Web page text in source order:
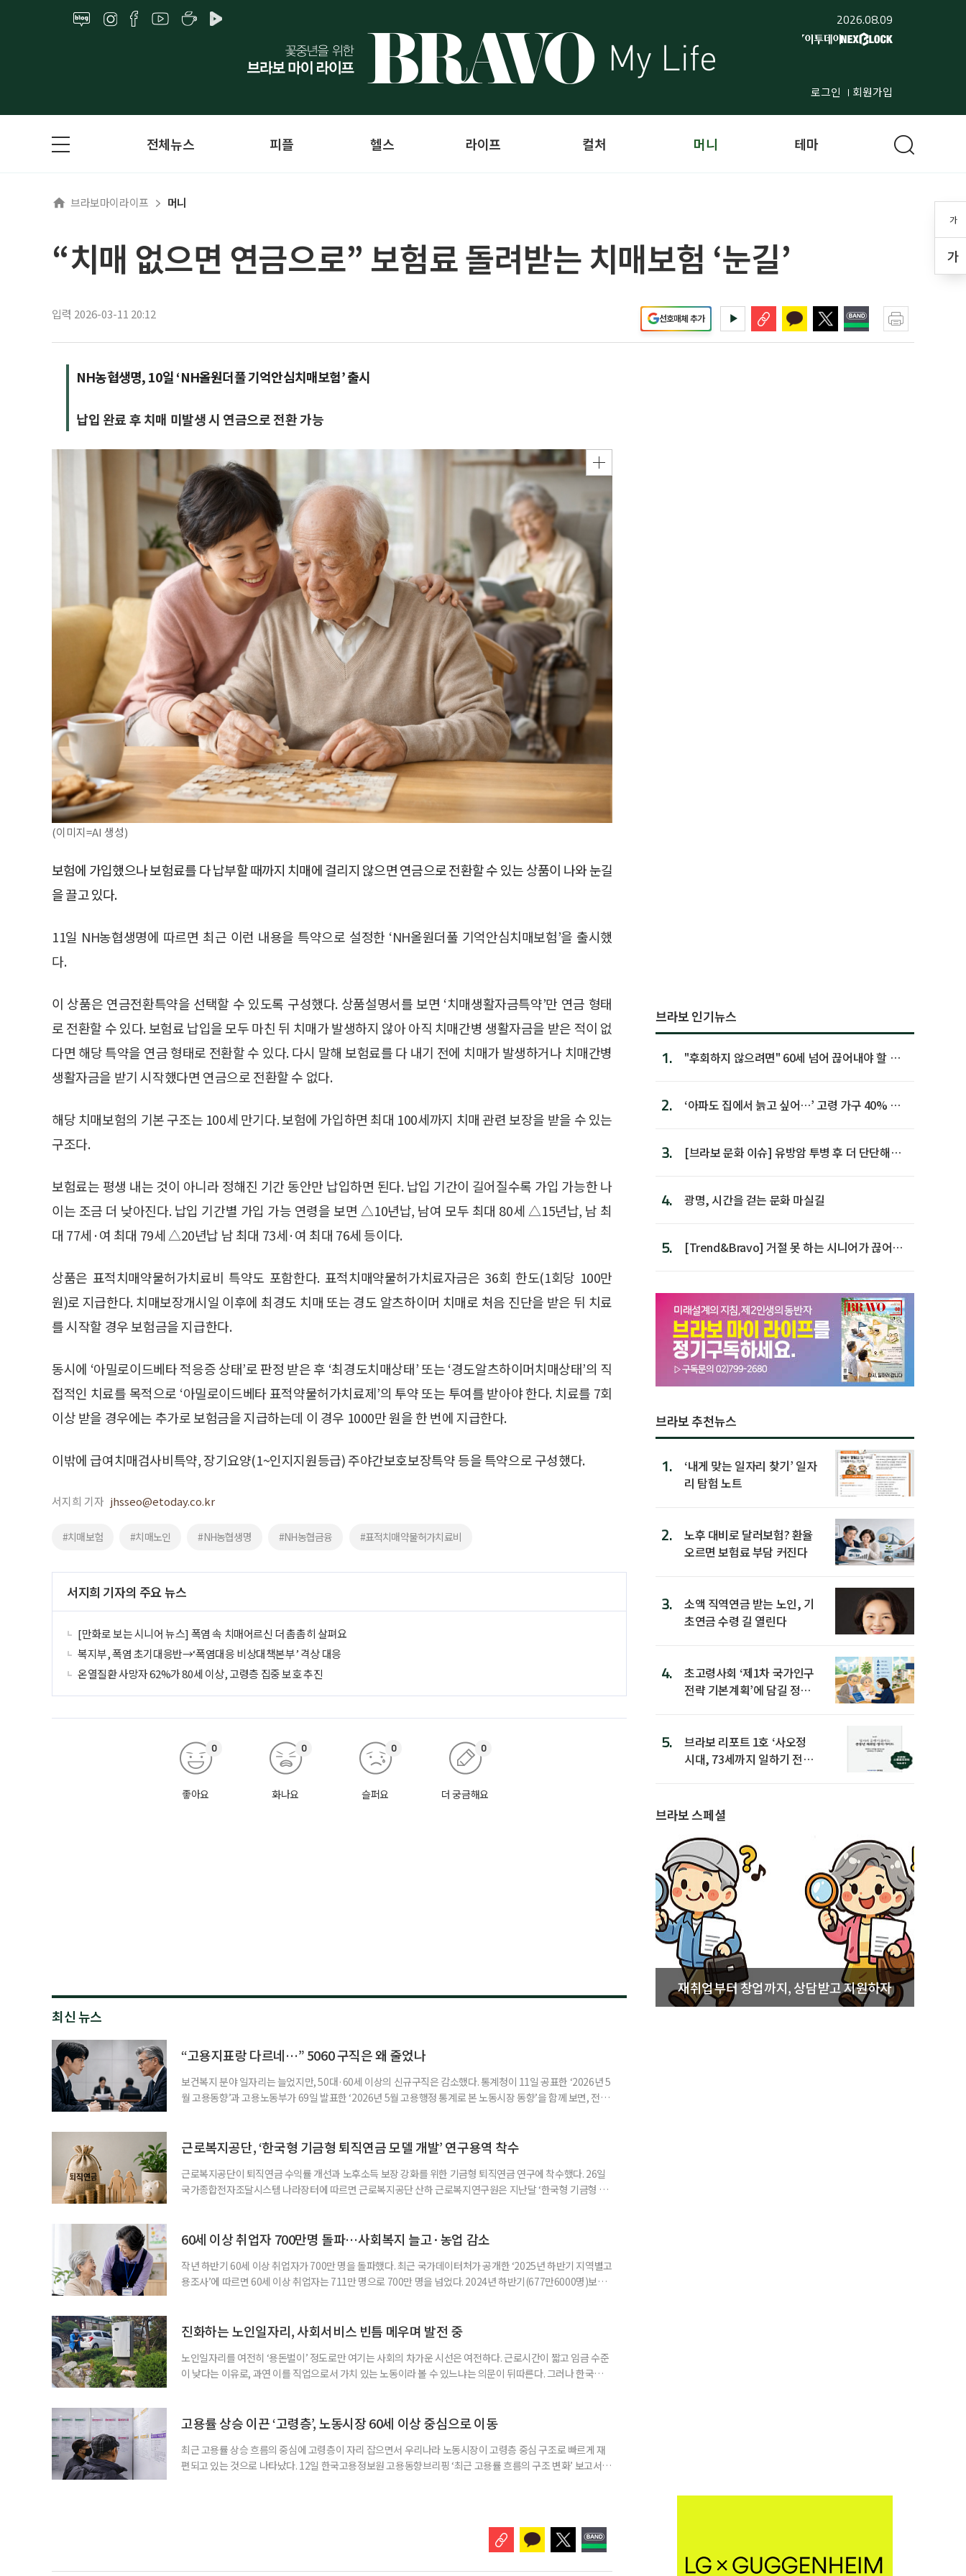
2026.08.09
로그인 회원가입
가
가
전체뉴스 피플 헬스 라이프 컬처 머니 테마
브라보마이라이프 머니
“치매 없으면 연금으로” 보험료 돌려받는 치매보험 ‘눈길’
입력 2026-03-11 20:12 선호매체 추가
NH농협생명, 10일 ‘NH올원더풀 기억안심치매보험’ 출시
납입 완료 후 치매 미발생 시 연금으로 전환 가능
(이미지=AI 생성)
보험에 가입했으나 보험료를 다 납부할 때까지 치매에 걸리지 않으면 연금으로 전환할 수 있는 상품이 나와 눈길
을 끌고 있다.
11일 NH농협생명에 따르면 최근 이런 내용을 특약으로 설정한 ‘NH올원더풀 기억안심치매보험’을 출시했
다.
이 상품은 연금전환특약을 선택할 수 있도록 구성했다. 상품설명서를 보면 ‘치매생활자금특약’만 연금 형태
로 전환할 수 있다. 보험료 납입을 모두 마친 뒤 치매가 발생하지 않아 아직 치매간병 생활자금을 받은 적이 없
다면 해당 특약을 연금 형태로 전환할 수 있다. 다시 말해 보험료를 다 내기 전에 치매가 발생하거나 치매간병
생활자금을 받기 시작했다면 연금으로 전환할 수 없다.
해당 치매보험의 기본 구조는 100세 만기다. 보험에 가입하면 최대 100세까지 치매 관련 보장을 받을 수 있는
구조다.
보험료는 평생 내는 것이 아니라 정해진 기간 동안만 납입하면 된다. 납입 기간이 길어질수록 가입 가능한 나
이는 조금 더 낮아진다. 납입 기간별 가입 가능 연령을 보면 △10년납, 남여 모두 최대 80세 △15년납, 남 최
대 77세·여 최대 79세 △20년납 남 최대 73세·여 최대 76세 등이다.
상품은 표적치매약물허가치료비 특약도 포함한다. 표적치매약물허가치료자금은 36회 한도(1회당 100만
원)로 지급한다. 치매보장개시일 이후에 최경도 치매 또는 경도 알츠하이머 치매로 처음 진단을 받은 뒤 치료
를 시작할 경우 보험금을 지급한다.
동시에 ‘아밀로이드베타 적응증 상태’로 판정 받은 후 ‘최경도치매상태’ 또는 ‘경도알츠하이머치매상태’의 직
접적인 치료를 목적으로 ‘아밀로이드베타 표적약물허가치료제’의 투약 또는 투여를 받아야 한다. 치료를 7회
이상 받을 경우에는 추가로 보험금을 지급하는데 이 경우 1000만 원을 한 번에 지급한다.
이밖에 급여치매검사비특약, 장기요양(1~인지지원등급) 주야간보호보장특약 등을 특약으로 구성했다.
서지희 기자 jhsseo@etoday.co.kr
#치매보험 #치매노인 #NH농협생명 #NH농협금융 #표적치매약물허가치료비
서지희 기자의 주요 뉴스
[만화로 보는 시니어 뉴스] 폭염 속 치매어르신 더 촘촘히 살펴요
복지부, 폭염 초기대응반→‘폭염대응 비상대책본부’ 격상 대응
온열질환 사망자 62%가 80세 이상, 고령층 집중 보호 추진
좋아요
0
화나요
0
슬퍼요
0
더 궁금해요
0
최신 뉴스
“고용지표랑 다르네…” 5060 구직은 왜 줄었나
보건복지 분야 일자리는 늘었지만, 50대·60세 이상의 신규구직은 감소했다. 통계청이 11일 공표한 ‘2026년 5
월 고용동향’과 고용노동부가 69일 발표한 ‘2026년 5월 고용행정 통계로 본 노동시장 동향’을 함께 보면, 전체
론 온도차 표면적으로는 5월 고용시장이 급격히 무너졌다기보다 둔화하는
근로복지공단, ‘한국형 기금형 퇴직연금 모델 개발’ 연구용역 착수
근로복지공단이 퇴직연금 수익률 개선과 노후소득 보장 강화를 위한 기금형 퇴직연금 연구에 착수했다. 26일
국가종합전자조달시스템 나라장터에 따르면 근로복지공단 산하 근로복지연구원은 지난달 ‘한국형 기금형 퇴
득 보장 강화를 위해 기금형 퇴직연금 도입 검토와 한국형 모델 개발이 필요하다”고 밝혔다. 이번 연구는 먼저
60세 이상 취업자 700만명 돌파…사회복지 늘고·농업 감소
작년 하반기 60세 이상 취업자가 700만 명을 돌파했다. 최근 국가데이터처가 공개한 ‘2025년 하반기 지역별고
용조사’에 따르면 60세 이상 취업자는 711만 명으로 700만 명을 넘었다. 2024년 하반기(677만6000명)보다
증가하고, 음식점 및 주점업은 4만1000명 증가했다. 반면
진화하는 노인일자리, 사회서비스 빈틈 메우며 발전 중
노인일자리를 여전히 ‘용돈벌이’ 정도로만 여기는 사회의 차가운 시선은 여전하다. 근로시간이 짧고 임금 수준
이 낮다는 이유로, 과연 이를 직업으로서 가치 있는 노동이라 볼 수 있느냐는 의문이 뒤따른다. 그러나 한국노인
만점에 4.10점이었고, 참여 후 삶의 변화 수준은 4.05점으로 긍정적인 결과를 보여줬다. 자존감과 건
고용률 상승 이끈 ‘고령층’, 노동시장 60세 이상 중심으로 이동
최근 고용률 상승 흐름의 중심에 고령층이 자리 잡으면서 우리나라 노동시장이 고령층 중심 구조로 빠르게 재
편되고 있는 것으로 나타났다. 12일 한국고용정보원 고용동향브리핑 ‘최근 고용률 흐름의 구조 변화’ 보고서에
브라보 인기뉴스
1.
"후회하지 않으려면" 60세 넘어 끊어내야 할 사
2.
‘아파도 집에서 늙고 싶어…’ 고령 가구 40% 노
3.
[브라보 문화 이슈] 유방암 투병 후 더 단단해진
4. 광명, 시간을 걷는 문화 마실길
5.
[Trend&Bravo] 거절 못 하는 시니어가 끊어야
브라보 추천뉴스
1.
‘내게 맞는 일자리 찾기’ 일자
리 탐험 노트
2.
노후 대비로 달러보험? 환율
오르면 보험료 부담 커진다
3.
소액 직역연금 받는 노인, 기
초연금 수령 길 열린다
4.
초고령사회 ‘제1차 국가인구
전략 기본계획’에 담길 정책
5.
브라보 리포트 1호 ‘사오정
시대, 73세까지 일하기 전략’
브라보 스페셜
재취업부터 창업까지, 상담받고 지원하자